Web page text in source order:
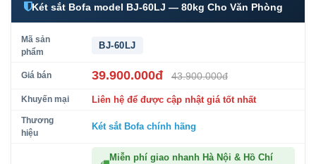
Két sắt Bofa model BJ-60LJ — 80kg Cho Văn Phòng
Mã sản
phẩm
BJ-60LJ
Giá bán 39.900.000đ 43.900.000đ
Khuyến mại Liên hệ để được cập nhật giá tốt nhất
Thương
hiệu
Két sắt Bofa chính hãng
Miễn phí giao nhanh Hà Nội & Hồ Chí